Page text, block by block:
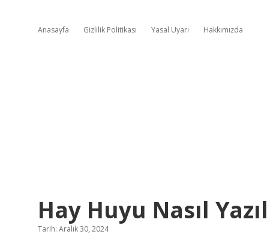
Anasayfa Gizlilik Politikası Yasal Uyarı Hakkımızda
Hay Huyu Nasıl
Tarih: Aralık 30, 2024